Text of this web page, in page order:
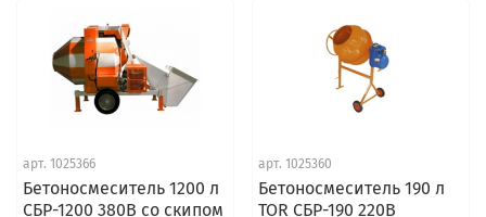
арт. 1025366
Бетоносмеситель 1200 л
СБР-1200 380В со скипом
арт. 1025360
Бетоносмеситель 190 л
TOR СБР-190 220В